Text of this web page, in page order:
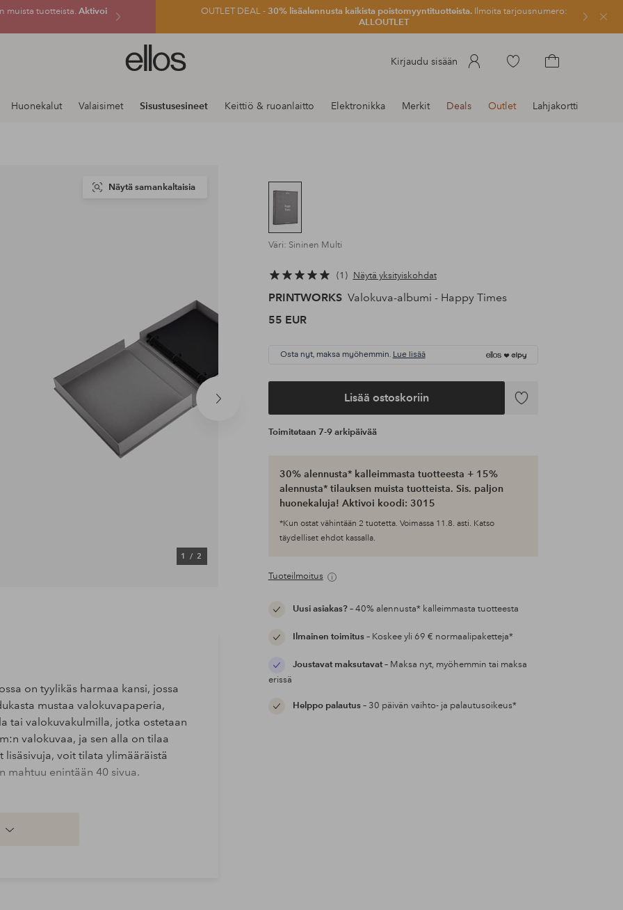
muista tuotteista. Aktivoi
OUTLET DEAL -30% lisäalennusta kaikista poistomyyntituotteista.Ilmoita tarjousnumero:
ALLOUTLET
Sulje
Ellos-
logo
siirry
Kirjaudu sisään
Siirry
Huonekalut Valaisimet Sisustusesineet Keittiö & ruoanlaitto Elektronikka Merkit Deals Outlet Lahjakortti
Seuraava
1/ 2
Näytä samankaltaisia
Väri: Sininen Multi
1 Näytä yksityiskohdat
PRINTWORKS Valokuva-albumi - Happy Times
55 EUR
Osta nyt, maksa myöhemmin. Lue lisää
Lisää ostoskoriin
Lisää
Toimitetaan 7-9 arkipäivää
30% alennusta* kalleimmasta tuotteesta + 15%
alennusta* tilauksen muista tuotteista. Sis. paljon
huonekaluja! Aktivoi koodi: 3015
*Kun ostat vähintään 2 tuotetta. Voimassa 11.8. asti. Katso
täydelliset ehdot kassalla.
Tuoteilmoitus
Uusi asiakas?– 40% alennusta* kalleimmasta tuotteesta
Ilmainen toimitus– Koskee yli 69 € normaalipaketteja*
Joustavat maksutavat– Maksa nyt, myöhemmin tai maksa
erissä
Helppo palautus– 30 päivän vaihto- ja palautusoikeus*
on tyylikäs harmaa kansi, jossa
mustaa valokuvapaperia,
tai valokuvakulmilla, jotka ostetaan
valokuvaa, ja sen alla on tilaa
voit tilata ylimääräistä
mahtuu enintään 40 sivua.